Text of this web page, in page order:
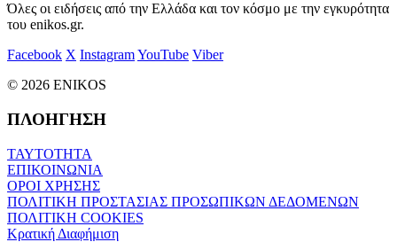
Όλες οι ειδήσεις από την Ελλάδα και τον κόσμο με την εγκυρότητα
του enikos.gr.
Facebook X InstagramYouTube Viber
© 2026 ENIKOS
ΠΛΟΗΓΗΣΗ
ΤΑΥΤΟΤΗΤΑ
ΕΠΙΚΟΙΝΩΝΙΑ
ΟΡΟΙ ΧΡΗΣΗΣ
ΠΟΛΙΤΙΚΗ ΠΡΟΣΤΑΣΙΑΣ ΠΡΟΣΩΠΙΚΩΝ ΔΕΔΟΜΕΝΩΝ
ΠΟΛΙΤΙΚΗ COOKIES
Κρατική Διαφήμιση